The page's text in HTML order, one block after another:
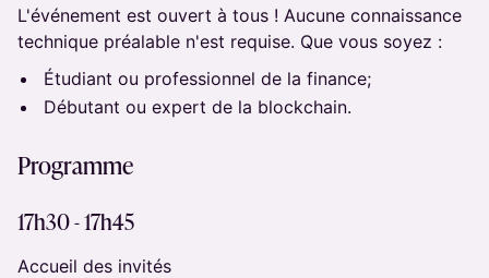
​​L'événement est ouvert à tous ! Aucune connaissance
technique préalable n'est requise. Que vous soyez :
​​Étudiant ou professionnel de la finance;
​​Débutant ou expert de la blockchain.
​​Programme
​​17h30 - 17h45
​Accueil des invités